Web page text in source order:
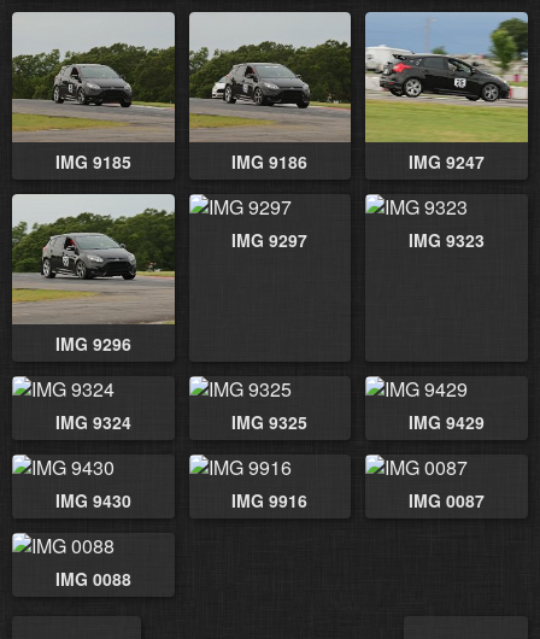
IMG 9185 IMG 9186 IMG 9247
IMG 9296
IMG 9297 IMG 9323
IMG 9324 IMG 9325 IMG 9429
IMG 9430 IMG 9916 IMG 0087
IMG 0088